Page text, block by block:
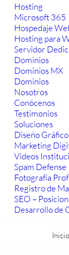
Hosting
Microsoft 365
Hospedaje
Hosting para
Servidor
Dominios
Dominios MX
Dominios
Nosotros
Conócenos
Testimonios
Soluciones
Diseño Gráfico
Marketing
Videos
Spam Defense
Fotografía
Registro de
SEO –
Desarrollo de
Inicio